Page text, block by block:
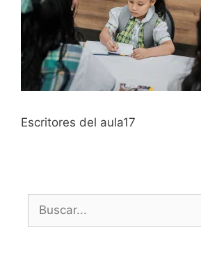
Escritores del aula17